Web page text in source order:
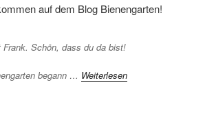
auf dem Blog Bienengarten!
Schön, dass du da bist!
begann … Weiterlesen